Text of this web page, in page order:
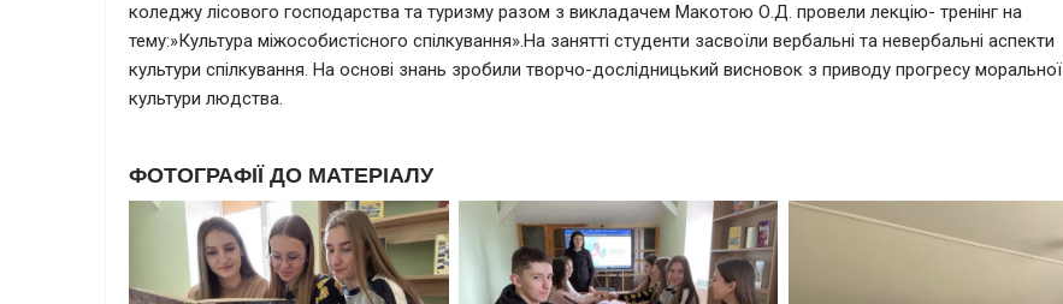
коледжу лісового господарства та туризму разом з викладачем Макотою О.Д. провели лекцію- тренінг на
тему:»Культура міжособистісного спілкування».На занятті студенти засвоїли вербальні та невербальні аспекти
культури спілкування. На основі знань зробили творчо-дослідницький висновок з приводу прогресу моральної
культури людства.
ФОТОГРАФІЇ ДО МАТЕРІАЛУ